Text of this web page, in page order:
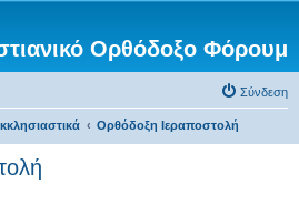
Ορθόδοξο Φόρουμ
Σύνδεση
Ορθόδοξη Ιεραποστολή